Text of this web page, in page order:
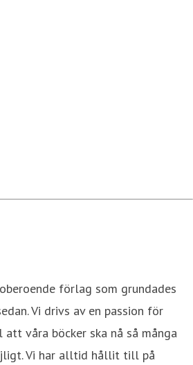
förlag som grundades
Vi drivs av en passion för
våra böcker ska nå så många
Vi har alltid hållit till på